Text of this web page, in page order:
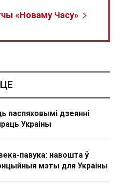
«Новаму Часу»
паспяховымі дзеянні
Украіны
павука: навошта ў
мэты для Украіны